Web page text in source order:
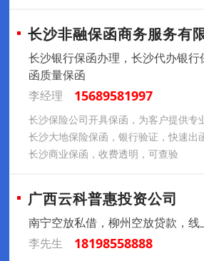
长沙非融保函商务服务有
长沙银行保函办理，长沙代办银
函质量保函
李经理
15689581997
长沙保险公司开具保函，为客户提供专
长沙大地保险保函，银行验证，快速出
长沙商业保函，收费透明，可查验
广西云科普惠投资公司
南宁空放私借，柳州空放贷款，线
李先生
18198558888